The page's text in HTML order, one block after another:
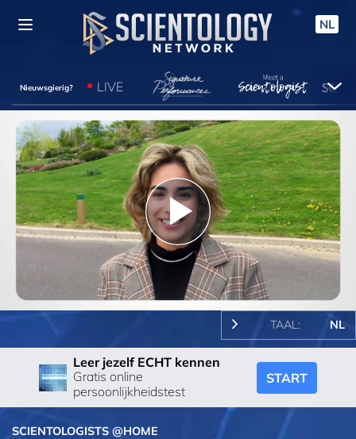
NL
Nieuwsgierig? LIVE
Play
Video
TAAL: NL
Leer jezelf ECHT kennen
Gratis online
persoonlijkheidstest
START
SCIENTOLOGISTS @HOME